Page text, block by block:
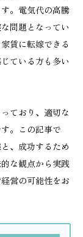
。電気代の高騰
問題となってい
賃に転嫁できる
ている方も多い
ており、適切な
。この記事で
、成功するため
な観点から実践
営の可能性をお